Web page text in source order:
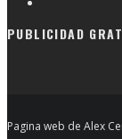
PUBLICIDAD
Pagina web de Alex